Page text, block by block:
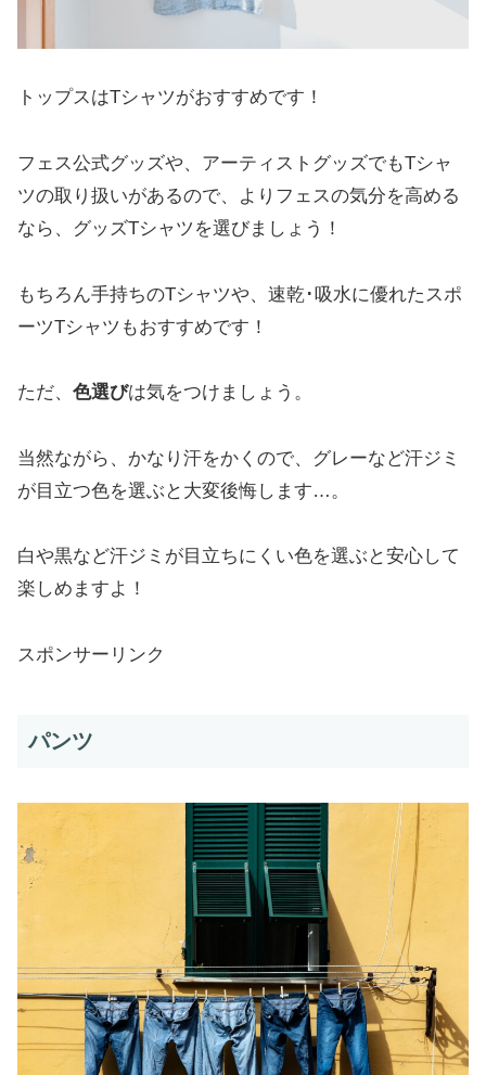
トップスはTシャツがおすすめです！
フェス公式グッズや、アーティストグッズでもTシャ
ツの取り扱いがあるので、よりフェスの気分を高める
なら、グッズTシャツを選びましょう！
もちろん手持ちのTシャツや、速乾･吸水に優れたスポ
ーツTシャツもおすすめです！
ただ、 色選びは気をつけましょう。
当然ながら、かなり汗をかくので、グレーなど汗ジミ
が目立つ色を選ぶと大変後悔します…。
白や黒など汗ジミが目立ちにくい色を選ぶと安心して
楽しめますよ！
スポンサーリンク
パンツ